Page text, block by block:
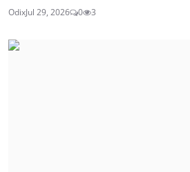
OdixJul 29, 2026 0 3